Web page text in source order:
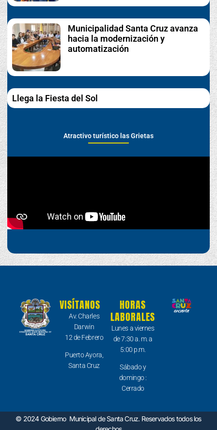
Municipalidad Santa Cruz avanza
hacia la modernización y
automatización
Llega la Fiesta del Sol
Atractivo turístico las Grietas
VISÍTANOS
Av. Charles
Darwin
12 de Febrero
Puerto Ayora,
Santa Cruz
HORAS
LABORALES
Lunes a viernes
de 7:30 a. m. a
5:00 p.m.
Sábado y
domingo :
Cerrado
© 2024 Gobierno Municipal de Santa Cruz. Reservados todos los